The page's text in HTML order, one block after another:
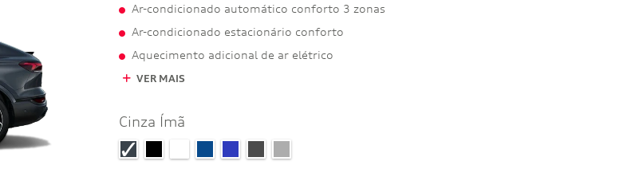
Ar-condicionado automático conforto 3 zonas
Ar-condicionado estacionário conforto
Aquecimento adicional de ar elétrico
VER MAIS
Cinza Ímã